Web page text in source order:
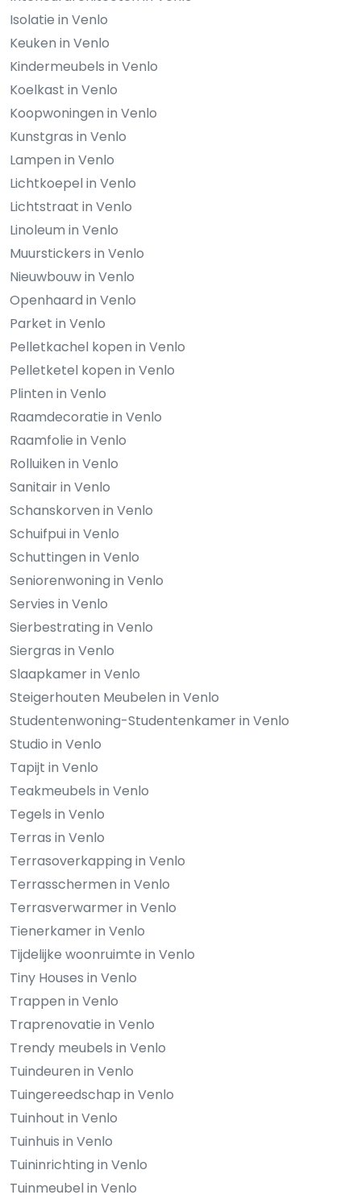
Isolatie in Venlo
Keuken in Venlo
Kindermeubels in Venlo
Koelkast in Venlo
Koopwoningen in Venlo
Kunstgras in Venlo
Lampen in Venlo
Lichtkoepel in Venlo
Lichtstraat in Venlo
Linoleum in Venlo
Muurstickers in Venlo
Nieuwbouw in Venlo
Openhaard in Venlo
Parket in Venlo
Pelletkachel kopen in Venlo
Pelletketel kopen in Venlo
Plinten in Venlo
Raamdecoratie in Venlo
Raamfolie in Venlo
Rolluiken in Venlo
Sanitair in Venlo
Schanskorven in Venlo
Schuifpui in Venlo
Schuttingen in Venlo
Seniorenwoning in Venlo
Servies in Venlo
Sierbestrating in Venlo
Siergras in Venlo
Slaapkamer in Venlo
Steigerhouten Meubelen in Venlo
Studentenwoning-Studentenkamer in Venlo
Studio in Venlo
Tapijt in Venlo
Teakmeubels in Venlo
Tegels in Venlo
Terras in Venlo
Terrasoverkapping in Venlo
Terrasschermen in Venlo
Terrasverwarmer in Venlo
Tienerkamer in Venlo
Tijdelijke woonruimte in Venlo
Tiny Houses in Venlo
Trappen in Venlo
Traprenovatie in Venlo
Trendy meubels in Venlo
Tuindeuren in Venlo
Tuingereedschap in Venlo
Tuinhout in Venlo
Tuinhuis in Venlo
Tuininrichting in Venlo
Tuinmeubel in Venlo